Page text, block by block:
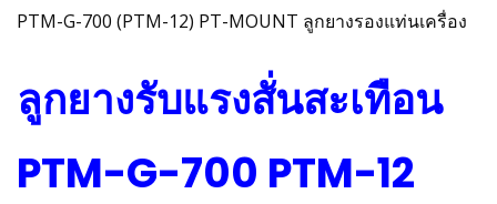
PTM-G-700 (PTM-12) PT-MOUNT ลูกยางรองแท่นเครื่อง
ลูกยางรับแรงสั่นสะเทือน
PTM-G-700 PTM-12